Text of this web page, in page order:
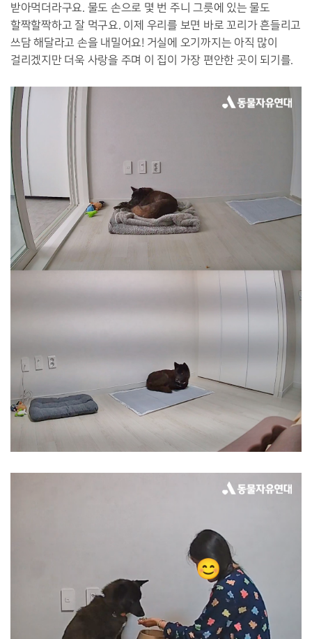
받아먹더라구요. 물도 손으로 몇 번 주니 그릇에 있는 물도
할짝할짝하고 잘 먹구요. 이제 우리를 보면 바로 꼬리가 흔들리고
쓰담 해달라고 손을 내밀어요! 거실에 오기까지는 아직 많이
걸리겠지만 더욱 사랑을 주며 이 집이 가장 편안한 곳이 되기를.